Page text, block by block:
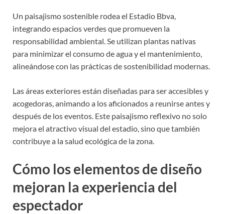
Un paisajismo sostenible rodea el Estadio Bbva,
integrando espacios verdes que promueven la
responsabilidad ambiental. Se utilizan plantas nativas
para minimizar el consumo de agua y el mantenimiento,
alineándose con las prácticas de sostenibilidad modernas.
Las áreas exteriores están diseñadas para ser accesibles y
acogedoras, animando a los aficionados a reunirse antes y
después de los eventos. Este paisajismo reflexivo no solo
mejora el atractivo visual del estadio, sino que también
contribuye a la salud ecológica de la zona.
Cómo los elementos de diseño
mejoran la experiencia del
espectador